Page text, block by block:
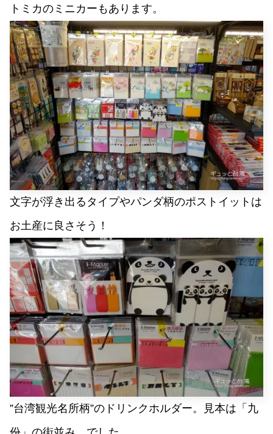
トミカのミニカーもあります。
文字が浮き出るタイプやパンダ柄のポストイットは
お土産に良さそう！
”台湾観光名所柄”のドリンクホルダー。見本は「九